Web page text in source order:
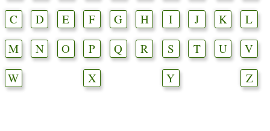
C
D E F G H I J K
L
M
N O P Q R S T U
V
W
X Y Z